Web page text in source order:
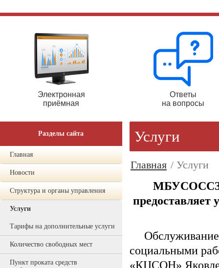
Электронная
приёмная
Ответы
на вопросы
Разделы сайта
Главная
Новости
Структура и органы управления
Услуги
Тарифы на дополнительные услуги
Количество свободных мест
Пункт проката средств
Услуги
Главная / Услуги
МБУСОССЗН
предоставляет
Обслуживание
социальными
«КЦСОН»